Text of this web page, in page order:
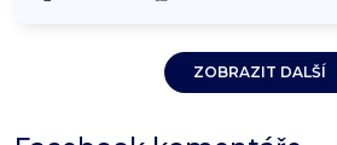
ZOBRAZIT DALŠÍ